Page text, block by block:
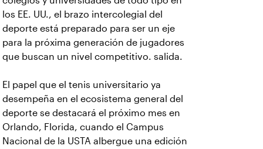
los EE. UU., el brazo intercolegial del
deporte está preparado para ser un eje
para la próxima generación de jugadores
que buscan un nivel competitivo. salida.
El papel que el tenis universitario ya
desempeña en el ecosistema general del
deporte se destacará el próximo mes en
Orlando, Florida, cuando el Campus
Nacional de la USTA albergue una edición